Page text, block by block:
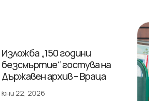
Изложба „150 години
безсмъртие“ гостува на
Държавен архив – Враца
юни 22, 2026